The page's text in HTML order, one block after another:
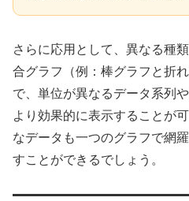
さらに応用として、異なる種
合グラフ（例：棒グラフと折
で、単位が異なるデータ系列
より効果的に表示することが
なデータも一つのグラフで網
すことができるでしょう。